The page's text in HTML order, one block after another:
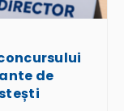
de